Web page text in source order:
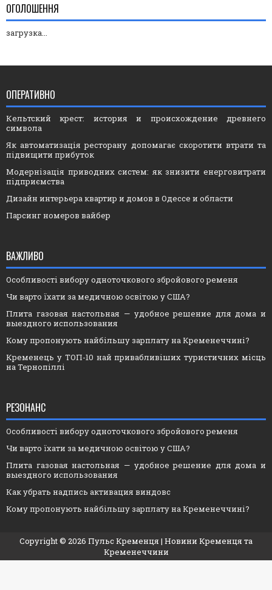
ОГОЛОШЕННЯ
загрузка...
ОПЕРАТИВНО
Кельтский крест: история и происхождение древнего
символа
Як автоматизація ресторану допомагає скоротити втрати та
підвищити прибуток
Модернізація приводних систем: як знизити енерговитрати
підприємства
Дизайн интерьера квартир и домов в Одессе и области
Парсинг номеров вайбер
ВАЖЛИВО
Особливості вибору одноточкового збройового ременя
Чи варто їхати за медичною освітою у США?
Плита газовая настольная — удобное решение для дома и
выездного использования
Кому пропонують найбільшу зарплату на Кременеччині?
Кременець у ТОП-10 най привабливіших туристичних місць
на Тернопіллі
РЕЗОНАНС
Особливості вибору одноточкового збройового ременя
Чи варто їхати за медичною освітою у США?
Плита газовая настольная — удобное решение для дома и
выездного использования
Как убрать надпись активация виндовс
Кому пропонують найбільшу зарплату на Кременеччині?
Copyright © 2026 Пульс Кременця | Новини Кременця та
Кременеччини